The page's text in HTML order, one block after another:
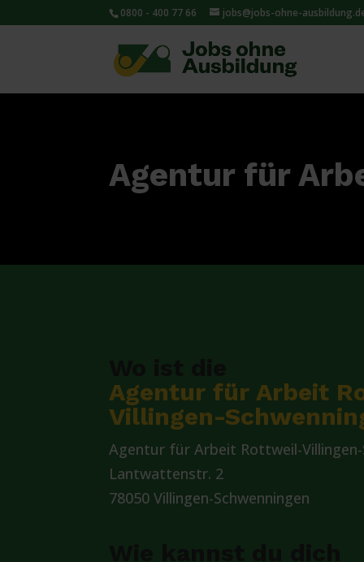
0800 - 400 77 66 jobs@jobs-ohne-
Agentur für
Agentur für Arbeit
Villingen-
Agentur für Arbeit Rottweil-Villingen-
Lantwattenstr. 2
78050 Villingen-Schwenningen